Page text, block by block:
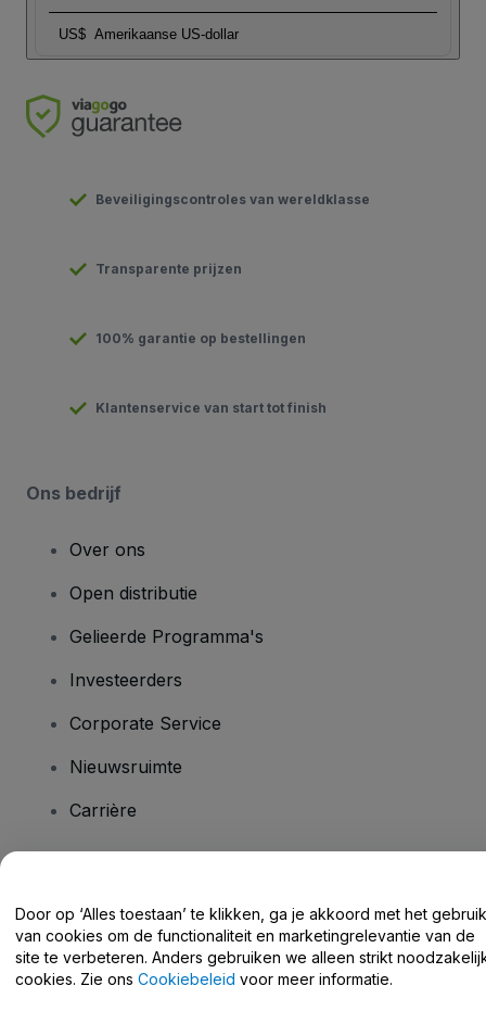
US$ Amerikaanse US-dollar
Beveiligingscontroles van wereldklasse
Transparente prijzen
100% garantie op bestellingen
Klantenservice van start tot finish
Ons bedrijf
Over ons
Open distributie
Gelieerde Programma's
Investeerders
Corporate Service
Nieuwsruimte
Carrière
Helpcentrum / Neem Contact Met Ons Op
Door op ‘Alles toestaan’ te klikken, ga je akkoord met het gebruik
van cookies om de functionaliteit en marketingrelevantie van de
site te verbeteren. Anders gebruiken we alleen strikt
cookies. Zie ons Cookiebeleid voor meer informatie.